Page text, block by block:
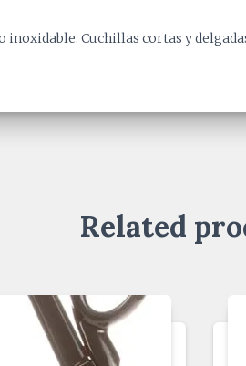
inoxidable. Cuchillas cortas y
Related